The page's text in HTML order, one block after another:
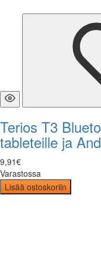
Terios T3
tableteille ja
9,91€
Varastossa
Lisää ostoskoriin